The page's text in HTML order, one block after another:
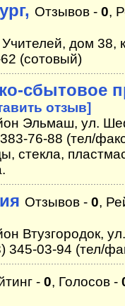
Отзывов - 0,
Учителей, дом
(сотовый)
сбытовое
отзыв]
Эльмаш, ул.
76-88 (тел/
стекла,
Отзывов - 0,
Втузгородок,
345-03-94 (тел/
- 0, Голосов -